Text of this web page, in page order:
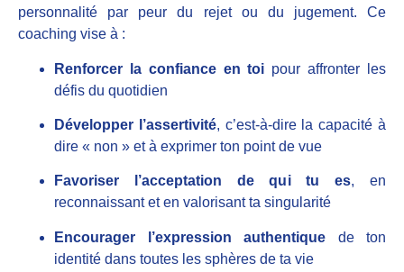
personnalité par peur du rejet ou du jugement. Ce
coaching vise à :
Renforcer la confiance en toi pour affronter les
défis du quotidien
Développer l’assertivité, c’est-à-dire la capacité à
dire « non » et à exprimer ton point de vue
Favoriser l’acceptation de qui tu es, en
reconnaissant et en valorisant ta singularité
Encourager l’expression authentique de ton
identité dans toutes les sphères de ta vie